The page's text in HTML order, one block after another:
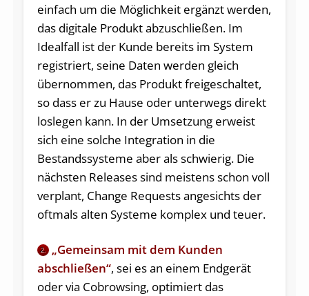
einfach um die Möglichkeit ergänzt werden,
das digitale Produkt abzuschließen. Im
Idealfall ist der Kunde bereits im System
registriert, seine Daten werden gleich
übernommen, das Produkt freigeschaltet,
so dass er zu Hause oder unterwegs direkt
loslegen kann. In der Umsetzung erweist
sich eine solche Integration in die
Bestandssysteme aber als schwierig. Die
nächsten Releases sind meistens schon voll
verplant, Change Requests angesichts der
oftmals alten Systeme komplex und teuer.
2.
„Gemeinsam mit dem Kunden
abschließen“, sei es an einem Endgerät
oder via Cobrowsing, optimiert das